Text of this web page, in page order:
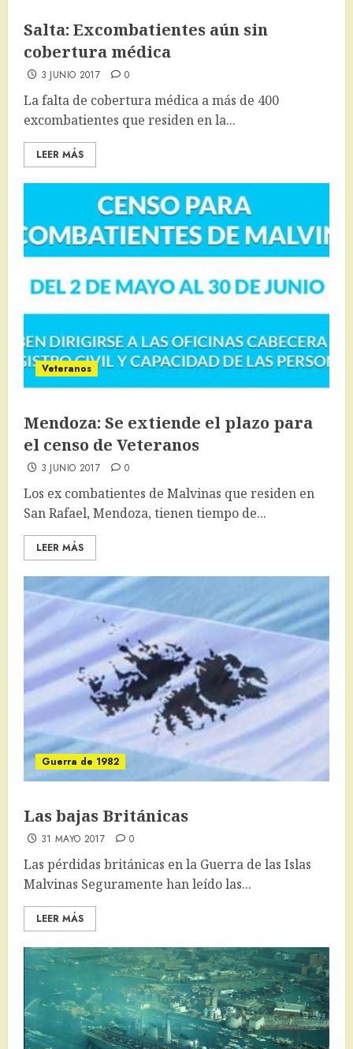
Salta: Excombatientes aún sin
cobertura médica
3 JUNIO 2017 0
La falta de cobertura médica a más de 400
excombatientes que residen en la...
LEER MÁS
Veteranos
Mendoza: Se extiende el plazo para
el censo de Veteranos
3 JUNIO 2017 0
Los ex combatientes de Malvinas que residen en
San Rafael, Mendoza, tienen tiempo de...
LEER MÁS
Guerra de 1982
Las bajas Británicas
31 MAYO 2017 0
Las pérdidas británicas en la Guerra de las Islas
Malvinas Seguramente han leído las...
LEER MÁS